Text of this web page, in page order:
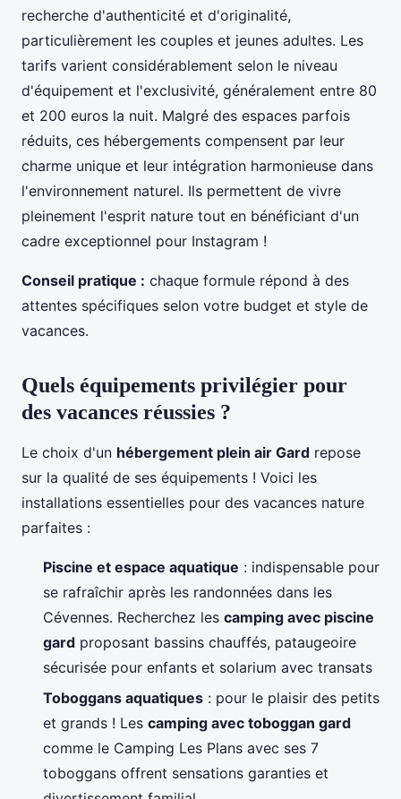
recherche d'authenticité et d'originalité,
particulièrement les couples et jeunes adultes. Les
tarifs varient considérablement selon le niveau
d'équipement et l'exclusivité, généralement entre 80
et 200 euros la nuit. Malgré des espaces parfois
réduits, ces hébergements compensent par leur
charme unique et leur intégration harmonieuse dans
l'environnement naturel. Ils permettent de vivre
pleinement l'esprit nature tout en bénéficiant d'un
cadre exceptionnel pour Instagram !
Conseil pratique : chaque formule répond à des
attentes spécifiques selon votre budget et style de
vacances.
Quels équipements privilégier pour
des vacances réussies ?
Le choix d'un hébergement plein air Gard repose
sur la qualité de ses équipements ! Voici les
installations essentielles pour des vacances nature
parfaites :
Piscine et espace aquatique : indispensable pour
se rafraîchir après les randonnées dans les
Cévennes. Recherchez les camping avec piscine
gard proposant bassins chauffés, pataugeoire
sécurisée pour enfants et solarium avec transats
Toboggans aquatiques : pour le plaisir des petits
et grands ! Les camping avec toboggan gard
comme le Camping Les Plans avec ses 7
toboggans offrent sensations garanties et